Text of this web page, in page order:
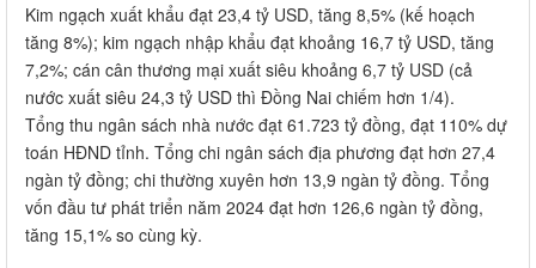
Kim ngạch xuất khẩu đạt 23,4 tỷ USD, tăng 8,5% (kế hoạch
tăng 8%); kim ngạch nhập khẩu đạt khoảng 16,7 tỷ USD, tăng
7,2%; cán cân thương mại xuất siêu khoảng 6,7 tỷ USD (cả
nước xuất siêu 24,3 tỷ USD thì Đồng Nai chiếm hơn 1/4).
Tổng thu ngân sách nhà nước đạt 61.723 tỷ đồng, đạt 110% dự
toán HĐND tỉnh. Tổng chi ngân sách địa phương đạt hơn 27,4
ngàn tỷ đồng; chi thường xuyên hơn 13,9 ngàn tỷ đồng. Tổng
vốn đầu tư phát triển năm 2024 đạt hơn 126,6 ngàn tỷ đồng,
tăng 15,1% so cùng kỳ.